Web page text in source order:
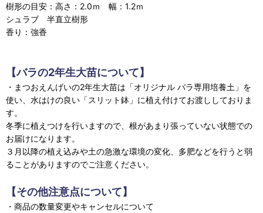
樹形の目安：高さ：2.0ｍ 幅：1.2ｍ
シュラブ 半直立樹形
香り：強香
【バラの2年生大苗について】
・まつおえんげいの2年生大苗は「オリジナル バラ専用培養土」を
使い、水はけの良い「スリット鉢」に植え付けてお渡ししておりま
す。
冬季に植えつけを行いますので、根があまり張っていない状態での
お届けになります。
３月以降の植え込みや土の急激な環境の変化、多肥などを行うと弱
ることがありますのでご注意ください。
【その他注意点について】
・商品の数量変更やキャンセルについて